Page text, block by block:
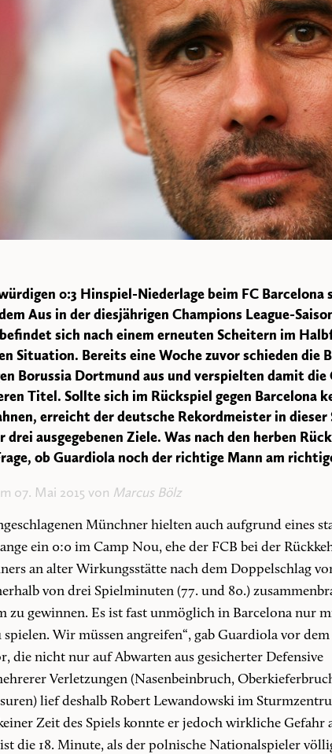
0:3 Hinspiel-Niederlage beim FC Barcelona
Aus in der diesjährigen Champions League-
sich nach einem erneuten Scheitern im
Situation. Bereits eine Woche zuvor schieden die
Borussia Dortmund aus und verspielten damit die
Titel. Sollte sich im Rückspiel gegen Barcelona
erreicht der deutsche Rekordmeister in dieser
drei ausgegebenen Ziele. Was nach den herben
ob Guardiola noch der richtige Mann am
07. Mai 2015 von Marcus Bölz
Münchner hielten auch aufgrund eines
ein 0:0 im Camp Nou, ehe der FCB bei der
an alter Wirkungsstätte nach dem Doppelschlag
von drei Spielminuten (77. und 80.)
zu gewinnen. Es ist fast unmöglich in Barcelona nur
Wir müssen angreifen“, gab Guardiola vor dem
die nicht nur auf Abwarten aus gesicherter Defensive
Verletzungen (Nasenbeinbruch,
lief deshalb Robert Lewandowski im
Zeit des Spiels konnte er jedoch wirkliche Gefahr
die 18. Minute, als der polnische Nationalspieler